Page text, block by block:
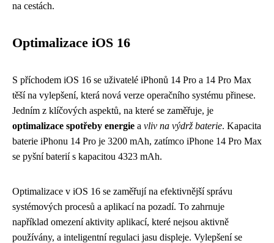
na cestách.
Optimalizace iOS 16
S příchodem iOS 16 se uživatelé iPhonů 14 Pro a 14 Pro Max
těší na vylepšení, která nová verze operačního systému přinese.
Jedním z klíčových aspektů, na které se zaměřuje, je
optimalizace spotřeby energie a vliv na výdrž baterie. Kapacita
baterie iPhonu 14 Pro je 3200 mAh, zatímco iPhone 14 Pro Max
se pyšní baterií s kapacitou 4323 mAh.
Optimalizace v iOS 16 se zaměřují na efektivnější správu
systémových procesů a aplikací na pozadí. To zahrnuje
například omezení aktivity aplikací, které nejsou aktivně
používány, a inteligentní regulaci jasu displeje. Vylepšení se